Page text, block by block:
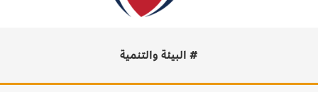
# البيئة والتنمية